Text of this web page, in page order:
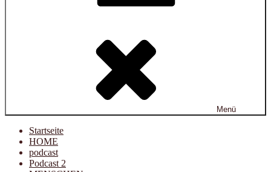
Menü
Startseite
HOME
podcast
Podcast 2